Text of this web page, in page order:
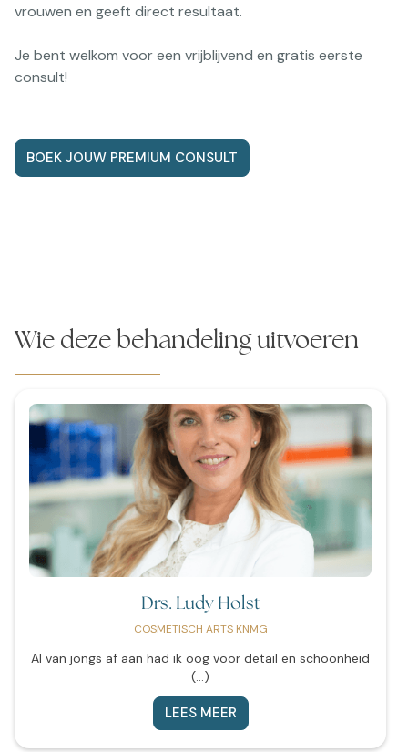
vrouwen en geeft direct resultaat.
Je bent welkom voor een vrijblijvend en gratis eerste
consult!
BOEK JOUW PREMIUM CONSULT
Wie deze behandeling uitvoeren
Drs. Ludy Holst
COSMETISCH ARTS KNMG
Al van jongs af aan had ik oog voor detail en schoonheid
(...)
LEES MEER